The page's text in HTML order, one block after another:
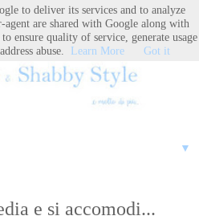
▼
e si accomodi...
to deliver its services and to analyze
agent are shared with Google along with
ensure quality of service, generate usage
abuse.
Learn More Got it